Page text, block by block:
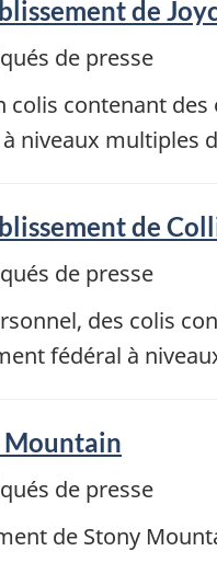
de
de presse
colis contenant
niveaux multiples
de
de presse
des colis
fédéral à
Mountain
de presse
de Stony